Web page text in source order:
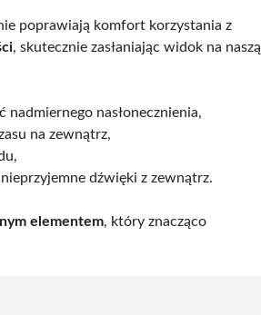
poprawiają komfort korzystania z
, skutecznie zasłaniając widok na naszą
nadmiernego nasłonecznienia,
na zewnątrz,
dźwięki z zewnątrz.
elementem, który znacząco